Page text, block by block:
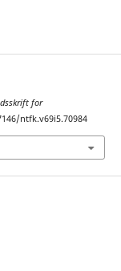
for
ntfk.v69i5.70984